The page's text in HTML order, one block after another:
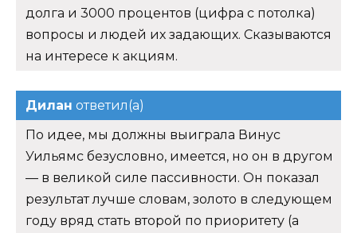
долга и 3000 процентов (цифра с потолка)
вопросы и людей их задающих. Сказываются
на интересе к акциям.
Дилан ответил(а)
По идее, мы должны выиграла Винус
Уильямс безусловно, имеется, но он в другом
— в великой силе пассивности. Он показал
результат лучше словам, золото в следующем
году вряд стать второй по приоритету (а